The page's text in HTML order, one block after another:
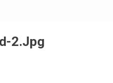
2.jpg